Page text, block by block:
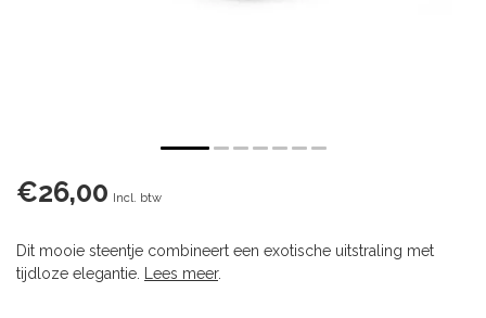
€26,00 Incl. btw
Dit mooie steentje combineert een exotische uitstraling met
tijdloze elegantie.
Lees meer.